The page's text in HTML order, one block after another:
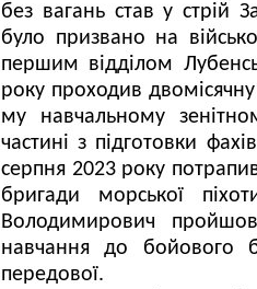
без вагань став у стрій
було призвано на
першим відділом
року проходив
му навчальному
частині з підготовки
серпня 2023 року
бригади морської
Володимирович
навчання до бойового
передової.